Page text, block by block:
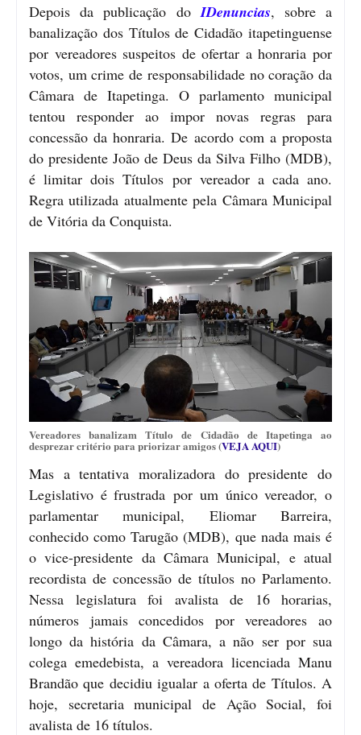
Depois da publicação do IDenuncias, sobre a
banalização dos Títulos de Cidadão itapetinguense
por vereadores suspeitos de ofertar a honraria por
votos, um crime de responsabilidade no coração da
Câmara de Itapetinga. O parlamento municipal
tentou responder ao impor novas regras para
concessão da honraria. De acordo com a proposta
do presidente João de Deus da Silva Filho (MDB),
é limitar dois Títulos por vereador a cada ano.
Regra utilizada atualmente pela Câmara Municipal
de Vitória da Conquista.
Vereadores banalizam Título de Cidadão de Itapetinga ao
desprezar critério para priorizar amigos (VEJA AQUI)
Mas a tentativa moralizadora do presidente do
Legislativo é frustrada por um único vereador, o
parlamentar municipal, Eliomar Barreira,
conhecido como Tarugão (MDB), que nada mais é
o vice-presidente da Câmara Municipal, e atual
recordista de concessão de títulos no Parlamento.
Nessa legislatura foi avalista de 16 horarias,
números jamais concedidos por vereadores ao
longo da história da Câmara, a não ser por sua
colega emedebista, a vereadora licenciada Manu
Brandão que decidiu igualar a oferta de Títulos. A
hoje, secretaria municipal de Ação Social, foi
avalista de 16 títulos.